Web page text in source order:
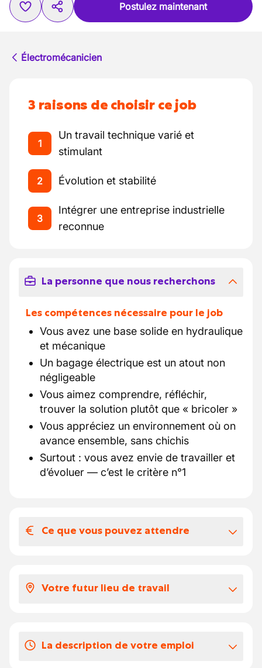
Postulez maintenant
Électromécanicien
3 raisons de choisir ce job
1
Un travail technique varié et
stimulant
2 Évolution et stabilité
3
Intégrer une entreprise industrielle
reconnue
La personne que nous recherchons
Les compétences nécessaire pour le job
Vous avez une base solide en hydraulique
et mécanique
Un bagage électrique est un atout non
négligeable
Vous aimez comprendre, réfléchir,
trouver la solution plutôt que « bricoler »
Vous appréciez un environnement où on
avance ensemble, sans chichis
Surtout : vous avez envie de travailler et
d’évoluer — c’est le critère n°1
Ce que vous pouvez attendre
Votre futur terrain de jeu :
selon les besoins.
Votre futur lieu de travail
pannes que même Google ne comprend pas
La description de votre emploi